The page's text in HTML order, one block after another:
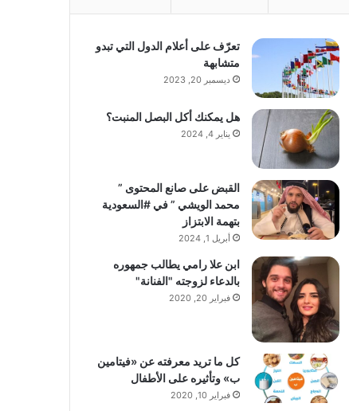
تعرّف على أعلام الدول التي تبدو
متشابهة
ديسمبر 20, 2023
هل يمكنك أكل البصل المنبت؟
يناير 4, 2024
القبض على صانع المحتوى ”
محمد الويشي ” في #السعودية
بتهمة الابتزاز
أبريل 1, 2024
ابن علا رامي يطالب جمهوره
بالدعاء لزوجته "الفنانة"
فبراير 20, 2020
كل ما تريد معرفته عن «فيتامين
ب» وتأثيره على الأطفال
فبراير 10, 2020